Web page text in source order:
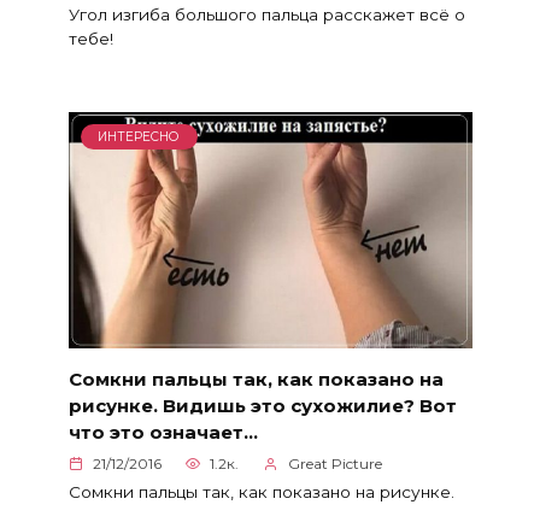
Угол изгиба большого пальца расскажет всё о
тебе!
ИНТЕРЕСНО
Сомкни пальцы так, как показано на
рисунке. Видишь это сухожилие? Вот
что это означает…
21/12/2016 1.2к. Great Picture
Сомкни пальцы так, как показано на рисунке.